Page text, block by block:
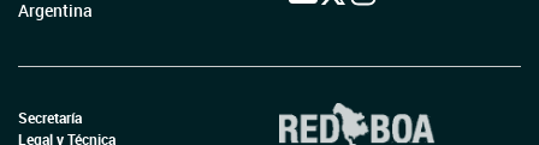
Argentina
Secretaría
Legal y Técnica